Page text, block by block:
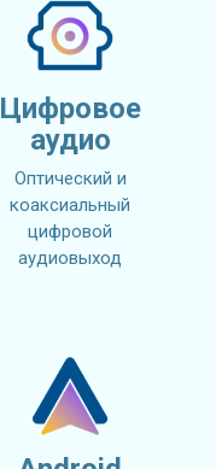
Цифровое
аудио
Оптический и
коаксиальный
цифровой
аудиовыход